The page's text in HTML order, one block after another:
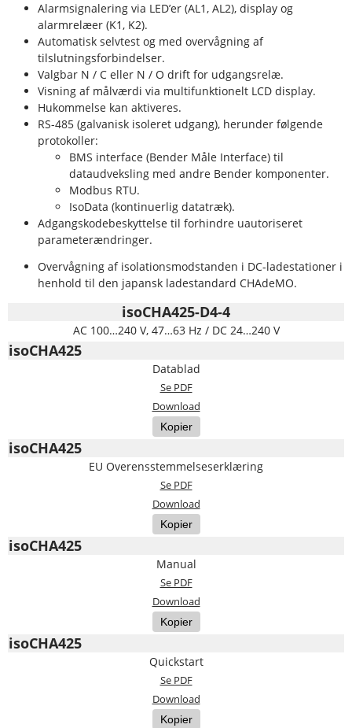
Alarmsignalering via LED’er (AL1, AL2), display og
alarmrelæer (K1, K2).
Automatisk selvtest og med overvågning af
tilslutningsforbindelser.
Valgbar N / C eller N / O drift for udgangsrelæ.
Visning af målværdi via multifunktionelt LCD display.
Hukommelse kan aktiveres.
RS-485 (galvanisk isoleret udgang), herunder følgende
protokoller:
BMS interface (Bender Måle Interface) til
dataudveksling med andre Bender komponenter.
Modbus RTU.
IsoData (kontinuerlig datatræk).
Adgangskodebeskyttelse til forhindre uautoriseret
parameterændringer.
Overvågning af isolationsmodstanden i DC-ladestationer i
henhold til den japansk ladestandard CHAdeMO.
isoCHA425-D4-4
AC 100…240 V, 47…63 Hz / DC 24…240 V
isoCHA425
Datablad
Se PDF
Download
Kopier
isoCHA425
EU Overensstemmelseserklæring
Se PDF
Download
Kopier
isoCHA425
Manual
Se PDF
Download
Kopier
isoCHA425
Quickstart
Se PDF
Download
Kopier